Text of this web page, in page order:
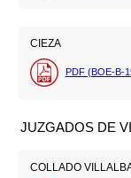
CIEZA
PDF (BOE-B-
JUZGADOS DE
COLLADO